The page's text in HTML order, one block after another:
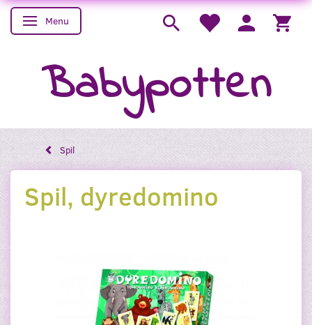
Skifte navigation
Menu
Babypotten
Spil
Spil, dyredomino